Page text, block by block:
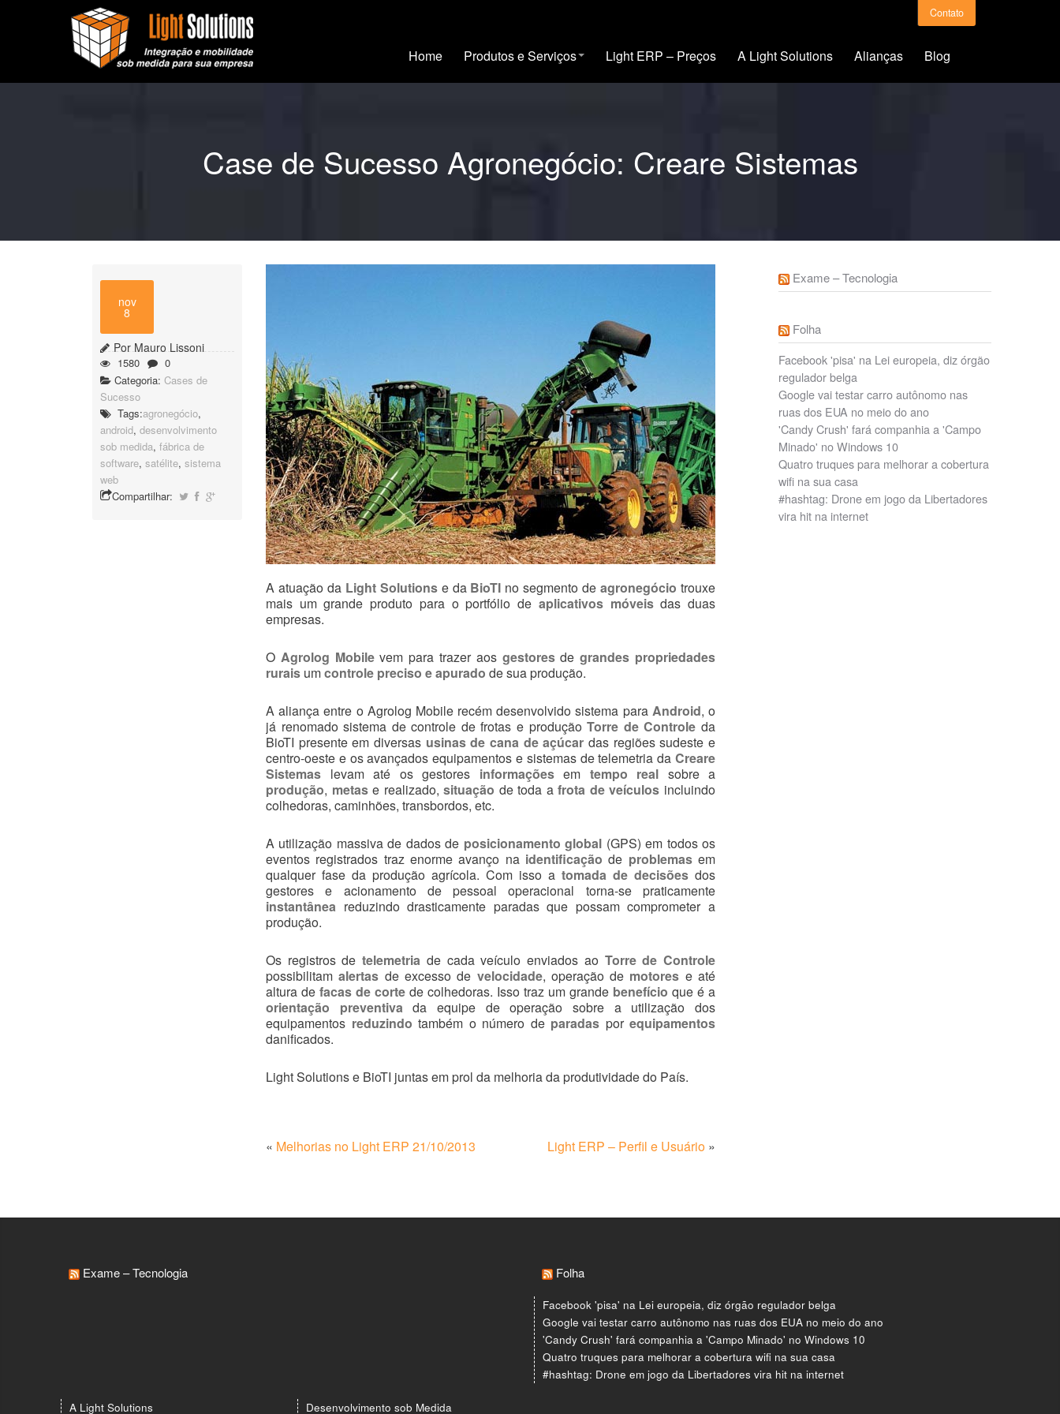
Contato
Home Produtos e Serviços Light ERP – Preços A Light Solutions Alianças Blog
Case de Sucesso Agronegócio: Creare Sistemas
nov
8
Por Mauro Lissoni
1580
0
Categoria: Cases de
Sucesso
Tags:agronegócio,
android, desenvolvimento
sob medida, fábrica de
software, satélite, sistema
web
Compartilhar:
A atuação da Light Solutionse da BioTI no segmento deagronegócio trouxe
mais um grande produto para o portfólio de aplicativos móveisdas duas
empresas.
O Agrolog Mobilevem para trazer aos gestoresdegrandes propriedades
rurais umcontrole preciso e apurado de sua produção.
A aliança entre o Agrolog Mobile recém desenvolvido sistema para Android, o
já renomado sistema de controle de frotas e produçãoTorre de Controle da
BioTI presente em diversas usinas de cana de açúcar das regiões sudeste e
centro-oeste e os avançados equipamentos e sistemas de telemetria da Creare
Sistemas levam até os gestores informaçõesem tempo real sobre a
produção, metase realizado,situação de toda afrota de veículos incluindo
colhedoras, caminhões, transbordos, etc.
A utilização massiva de dados de posicionamento global (GPS) em todos os
eventos registrados traz enorme avanço na identificação de problemasem
qualquer fase da produção agrícola. Com isso a tomada de decisões dos
gestores e acionamento de pessoal operacional torna-se praticamente
instantânea reduzindo drasticamente paradas que possam comprometer a
produção.
Os registros detelemetria de cada veículo enviados ao Torre de Controle
possibilitamalertas de excesso de velocidade, operação de motores e até
altura de facas de corte de colhedoras. Isso traz um grande benefício que é a
orientação preventivada equipe de operação sobre a utilização dos
equipamentos reduzindo também o número de paradas por equipamentos
danificados.
Light Solutions e BioTI juntas em prol da melhoria da produtividade do País.
« Melhorias no Light ERP 21/10/2013 Light ERP – Perfil e Usuário »
Exame – Tecnologia
Folha
Facebook 'pisa' na Lei europeia, diz órgão
regulador belga
Google vai testar carro autônomo nas
ruas dos EUA no meio do ano
'Candy Crush' fará companhia a 'Campo
Minado' no Windows 10
Quatro truques para melhorar a cobertura
wifi na sua casa
#hashtag: Drone em jogo da Libertadores
vira hit na internet
Exame – Tecnologia Folha
Facebook 'pisa' na Lei europeia, diz órgão regulador belga
Google vai testar carro autônomo nas ruas dos EUA no meio do ano
'Candy Crush' fará companhia a 'Campo Minado' no Windows 10
Quatro truques para melhorar a cobertura wifi na sua casa
#hashtag: Drone em jogo da Libertadores vira hit na internet
A Light Solutions Desenvolvimento sob Medida